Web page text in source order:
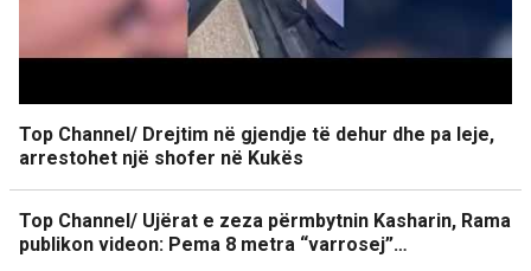
Top Channel/ Drejtim në gjendje të dehur dhe pa leje,
arrestohet një shofer në Kukës
Top Channel/ Ujërat e zeza përmbytnin Kasharin, Rama
publikon videon: Pema 8 metra “varrosej”…